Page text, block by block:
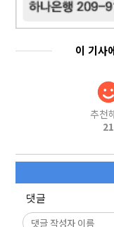
이 기사
추천
21
댓글